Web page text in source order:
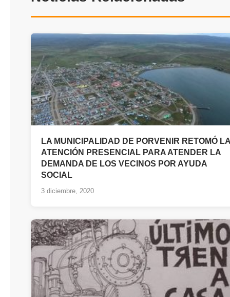
LA MUNICIPALIDAD DE PORVENIR RETOMÓ LA
ATENCIÓN PRESENCIAL PARA ATENDER LA
DEMANDA DE LOS VECINOS POR AYUDA
SOCIAL
3 diciembre, 2020